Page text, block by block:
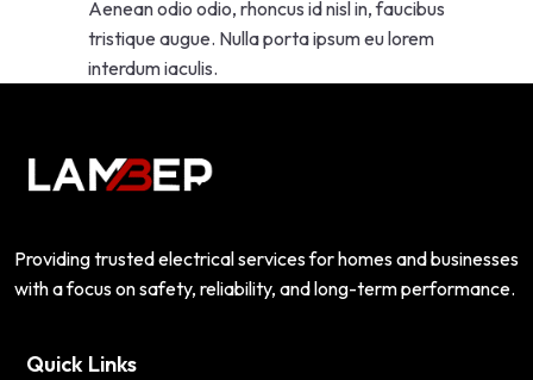
Aenean odio odio, rhoncus id nisl in, faucibus
tristique augue. Nulla porta ipsum eu lorem
interdum iaculis.
Providing trusted electrical services for homes and businesses
with a focus on safety, reliability, and long-term performance.
Quick Links